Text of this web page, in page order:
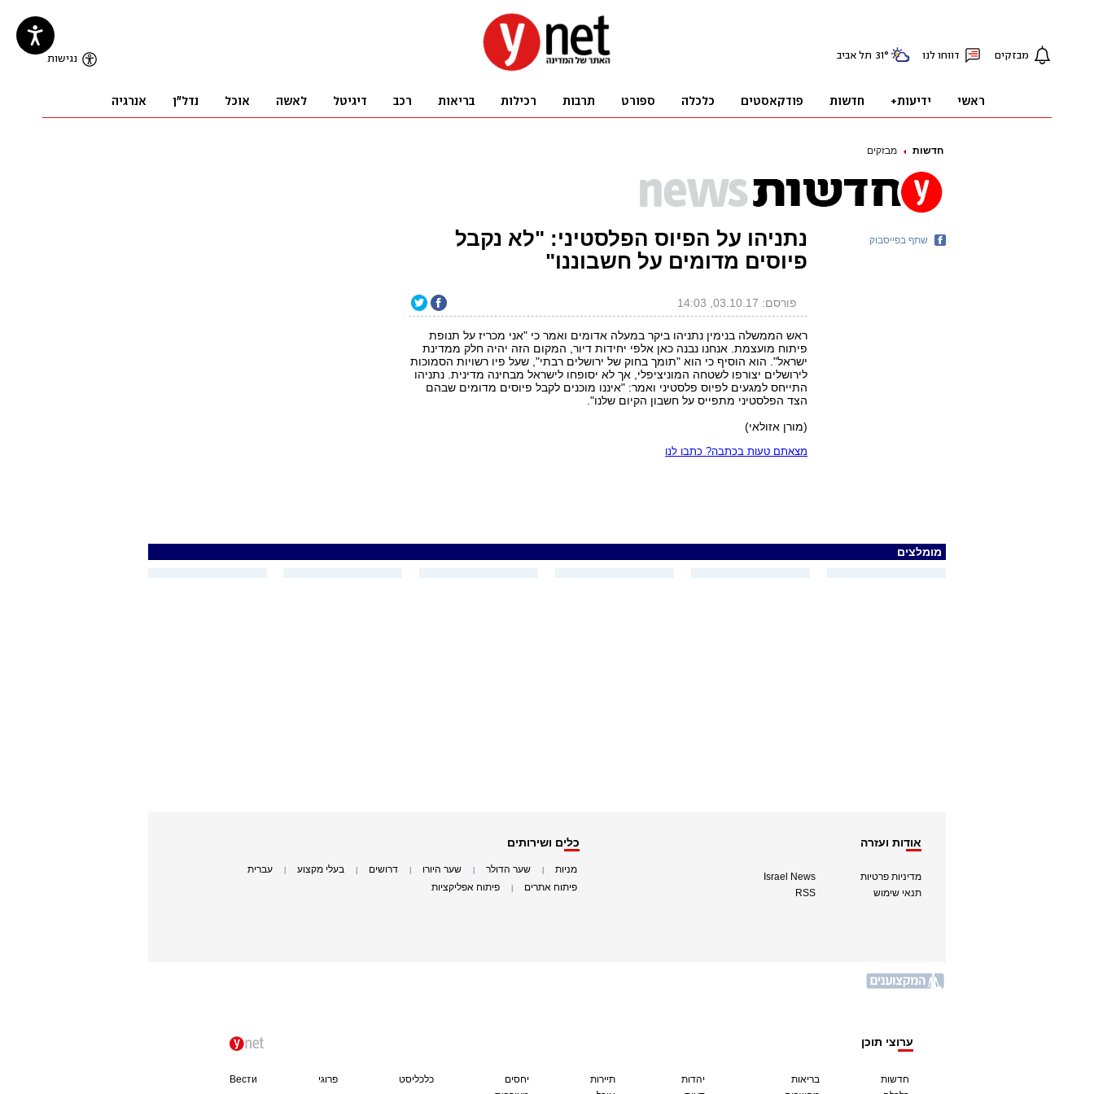
חדשות מבזקים
נתניהו על הפיוס הפלסטיני: "לא נקבל
פיוסים מדומים על חשבוננו"
פורסם: 03.10.17, 14:03
ראש הממשלה בנימין נתניהו ביקר במעלה אדומים ואמר כי "אני מכריז על תנופת
פיתוח מועצמת. אנחנו נבנה כאן אלפי יחידות דיור, המקום הזה יהיה חלק ממדינת
ישראל". הוא הוסיף כי הוא "תומך בחוק של ירושלים רבתי", שעל פיו רשויות הסמוכות
לירושלים יצורפו לשטחה המוניציפלי, אך לא יסופחו לישראל מבחינה מדינית. נתניהו
התייחס למגעים לפיוס פלסטיני ואמר: "איננו מוכנים לקבל פיוסים מדומים שבהם
הצד הפלסטיני מתפייס על חשבון הקיום שלנו".
(מורן אזולאי)
מצאתם טעות בכתבה? כתבו לנו
שתף בפייסבוק
מומלצים
אודות ועזרה
מדיניות פרטיות
תנאי שימוש
Israel News
RSS
כלים ושירותים
מניות שער הדולר שער היורו דרושים בעלי מקצוע עברית
פיתוח אתרים פיתוח אפליקציות
ערוצי תוכן
חדשות
בריאות
יהדות
תיירות
יחסים
כלכליסט פרוגי Вести